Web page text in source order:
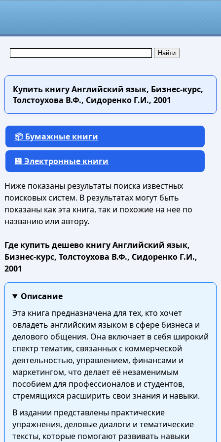
Купить книгуАнглийский язык, Бизнес-курс,
Толстоухова В.Ф., Сидоренко Г.И., 2001
📦 Бумажные книги
💾 Электронные книги
Ниже показаны результаты поиска известных
поисковых систем. В результатах могут быть
показаны как эта книга, так и похожие на нее по
названию или автору.
Где купить дешево книгу Английский язык,
Бизнес-курс, Толстоухова В.Ф., Сидоренко Г.И.,
2001
Описание
Эта книга предназначена для тех, кто хочет
овладеть английским языком в сфере бизнеса и
делового общения. Она включает в себя широкий
спектр тематик, связанных с коммерческой
деятельностью, управлением, финансами и
маркетингом, что делает её незаменимым
пособием для профессионалов и студентов,
стремящихся расширить свои знания и навыки.
В издании представлены практические
упражнения, деловые диалоги и тематические
тексты, которые помогают развивать навыки